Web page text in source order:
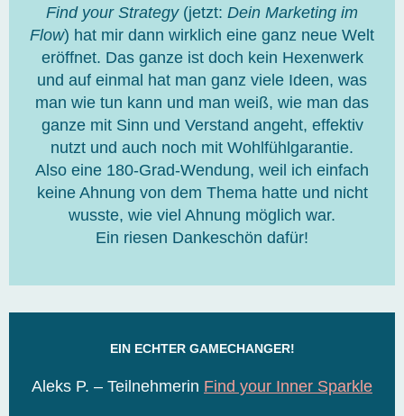
m
i
t
5
v
o
n
5
Find your Strategy(jetzt: Dein Marketing im
Flow) hat mir dann wirklich eine ganz neue Welt
eröffnet. Das ganze ist doch kein Hexenwerk
und auf einmal hat man ganz viele Ideen, was
man wie tun kann und man weiß, wie man das
ganze mit Sinn und Verstand angeht, effektiv
nutzt und auch noch mit Wohlfühlgarantie.
Also eine 180-Grad-Wendung, weil ich einfach
keine Ahnung von dem Thema hatte und nicht
wusste, wie viel Ahnung möglich war.
Ein riesen Dankeschön dafür!
EIN ECHTER GAMECHANGER!
Aleks P. – Teilnehmerin Find your Inner Sparkle